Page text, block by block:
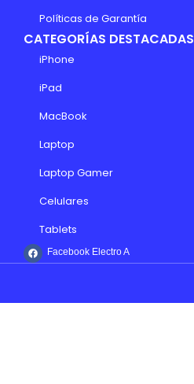
Políticas de Garantía
CATEGORÍAS DESTACADAS
iPhone
iPad
MacBook
Laptop
Laptop Gamer
Celulares
Tablets
Facebook Electro A